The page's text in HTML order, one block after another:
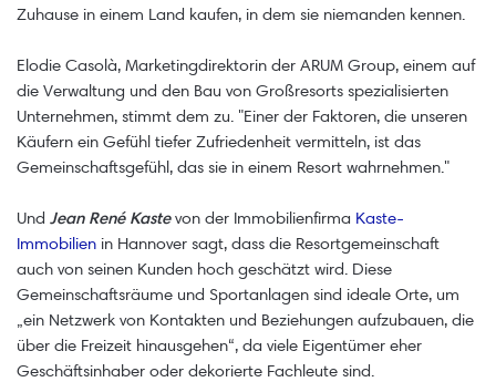
Zuhause in einem Land kaufen, in dem sie niemanden kennen.
Elodie Casolà, Marketingdirektorin der ARUM Group, einem auf
die Verwaltung und den Bau von Großresorts spezialisierten
Unternehmen, stimmt dem zu. "Einer der Faktoren, die unseren
Käufern ein Gefühl tiefer Zufriedenheit vermitteln, ist das
Gemeinschaftsgefühl, das sie in einem Resort wahrnehmen."
Und Jean René Kastevon der Immobilienfirma Kaste-
Immobilien in Hannover sagt, dass die Resortgemeinschaft
auch von seinen Kunden hoch geschätzt wird. Diese
Gemeinschaftsräume und Sportanlagen sind ideale Orte, um
„ein Netzwerk von Kontakten und Beziehungen aufzubauen, die
über die Freizeit hinausgehen“, da viele Eigentümer eher
Geschäftsinhaber oder dekorierte Fachleute sind.